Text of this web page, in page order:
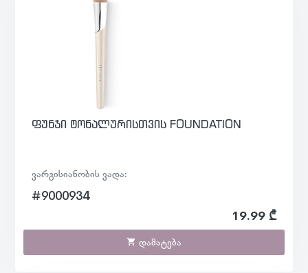
ფუნჯი ტონალურისთვის FOUNDATION
ვარგისიანობის ვადა:
#9000934
19.99 ₾
დამატება